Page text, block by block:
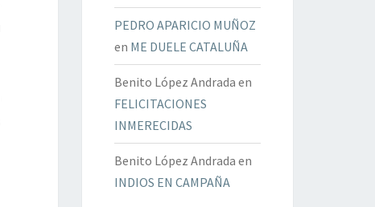
PEDRO APARICIO MUÑOZ
en ME DUELE CATALUÑA
Benito López Andrada en
FELICITACIONES
INMERECIDAS
Benito López Andrada en
INDIOS EN CAMPAÑA